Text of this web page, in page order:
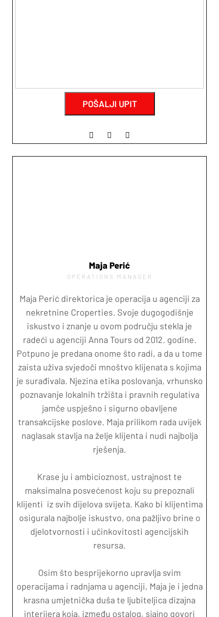
Maja Perić
OPERATIONS MANAGER
Maja Perić direktorica je operacija u agenciji za
nekretnine Croperties. Svoje dugogodišnje
iskustvo i znanje u ovom području stekla je
radeći u agenciji Anna Tours od 2012. godine.
Potpuno je predana onome što radi, a da u tome
zaista uživa svjedoči mnoštvo klijenata s kojima
je surađivala. Njezina etika poslovanja, vrhunsko
poznavanje lokalnih tržišta i pravnih regulativa
jamče uspješno i sigurno obavljene
transakcijske poslove. Maja prilikom rada uvijek
naglasak stavlja na želje klijenta i nudi najbolja
rješenja.
Krase ju i ambicioznost, ustrajnost te
maksimalna posvećenost koju su prepoznali
klijenti iz svih dijelova svijeta. Kako bi klijentima
osigurala najbolje iskustvo, ona pažljivo brine o
djelotvornosti i učinkovitosti agencijskih
resursa.
Osim što besprijekorno upravlja svim
operacijama i radnjama u agenciji, Maja je i jedna
krasna umjetnička duša te ljubiteljica dizajna
interijera koja, između ostalog, sjajno govori